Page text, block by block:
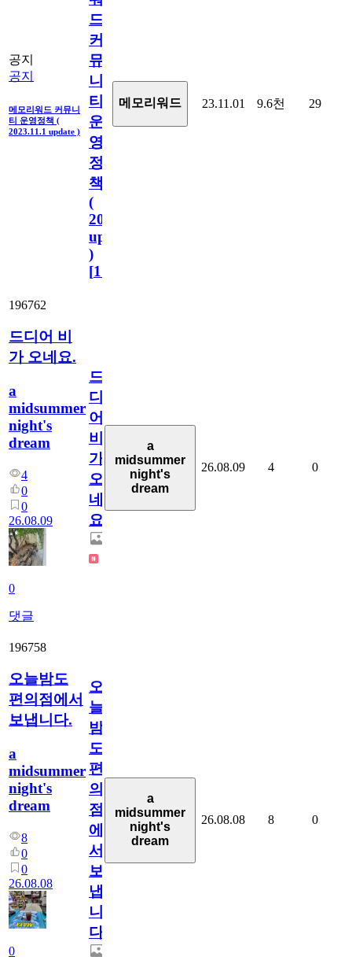
공지
공지
메모리워드 커뮤니
티 운영정책 (
2023.11.1 update )
드
커
뮤
니
티
운
영
정
책
(
2023.11.1
update
)
[110
메모리워드 23.11.01 9.6천 29
196762
드디어 비
가 오네요.
a
midsummer
night's
dream
4
0
0
26.08.09
0
댓글
드
디
어
비
가
오
네
요.
a
midsummer
night's
dream
26.08.09 4 0
196758
오늘밤도
편의점에서
보냅니다.
a
midsummer
night's
dream
8
0
0
26.08.08
0
오
늘
밤
도
편
의
점
에
서
보
냅
니
다.
a
midsummer
night's
dream
26.08.08 8 0